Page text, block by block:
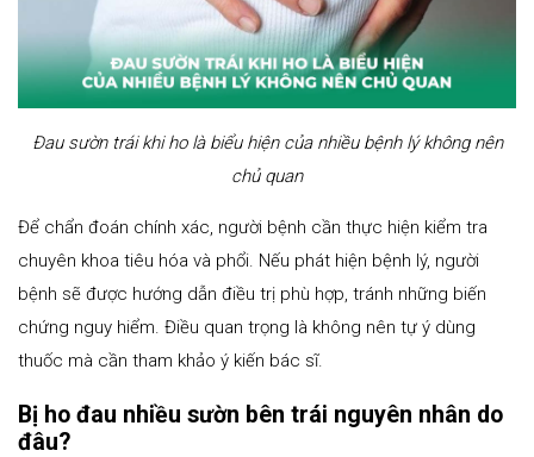
Đau sườn trái khi ho là biểu hiện của nhiều bệnh lý không nên
chủ quan
Để chẩn đoán chính xác, người bệnh cần thực hiện kiểm tra
chuyên khoa tiêu hóa và phổi. Nếu phát hiện bệnh lý, người
bệnh sẽ được hướng dẫn điều trị phù hợp, tránh những biến
chứng nguy hiểm. Điều quan trọng là không nên tự ý dùng
thuốc mà cần tham khảo ý kiến bác sĩ​.
Bị ho đau nhiều sườn bên trái nguyên nhân do
đâu?